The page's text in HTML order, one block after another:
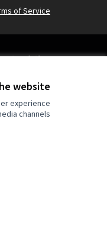
website
experience
channels.
of Service